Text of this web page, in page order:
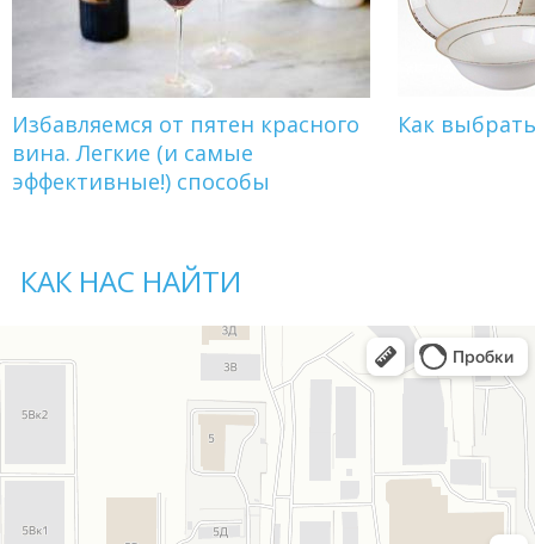
Избавляемся от пятен красного
вина. Легкие (и самые
эффективные!) способы
Как
КАК НАС НАЙТИ